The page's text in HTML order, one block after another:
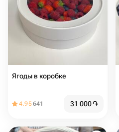
Ягоды в коробке
4.95641 31 000֏